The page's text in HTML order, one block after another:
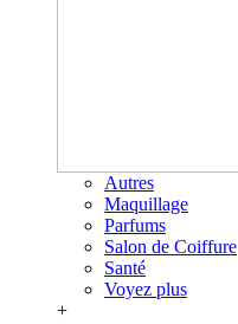
Autres
Maquillage
Parfums
Salon de Coiffure
Santé
Voyez plus
+